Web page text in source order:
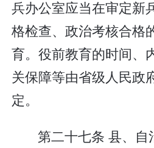
兵办公室应当在审定新
格检查、政治考核合格
育。役前教育的时间、
关保障等由省级人民政
定。
第二十七条 县、自